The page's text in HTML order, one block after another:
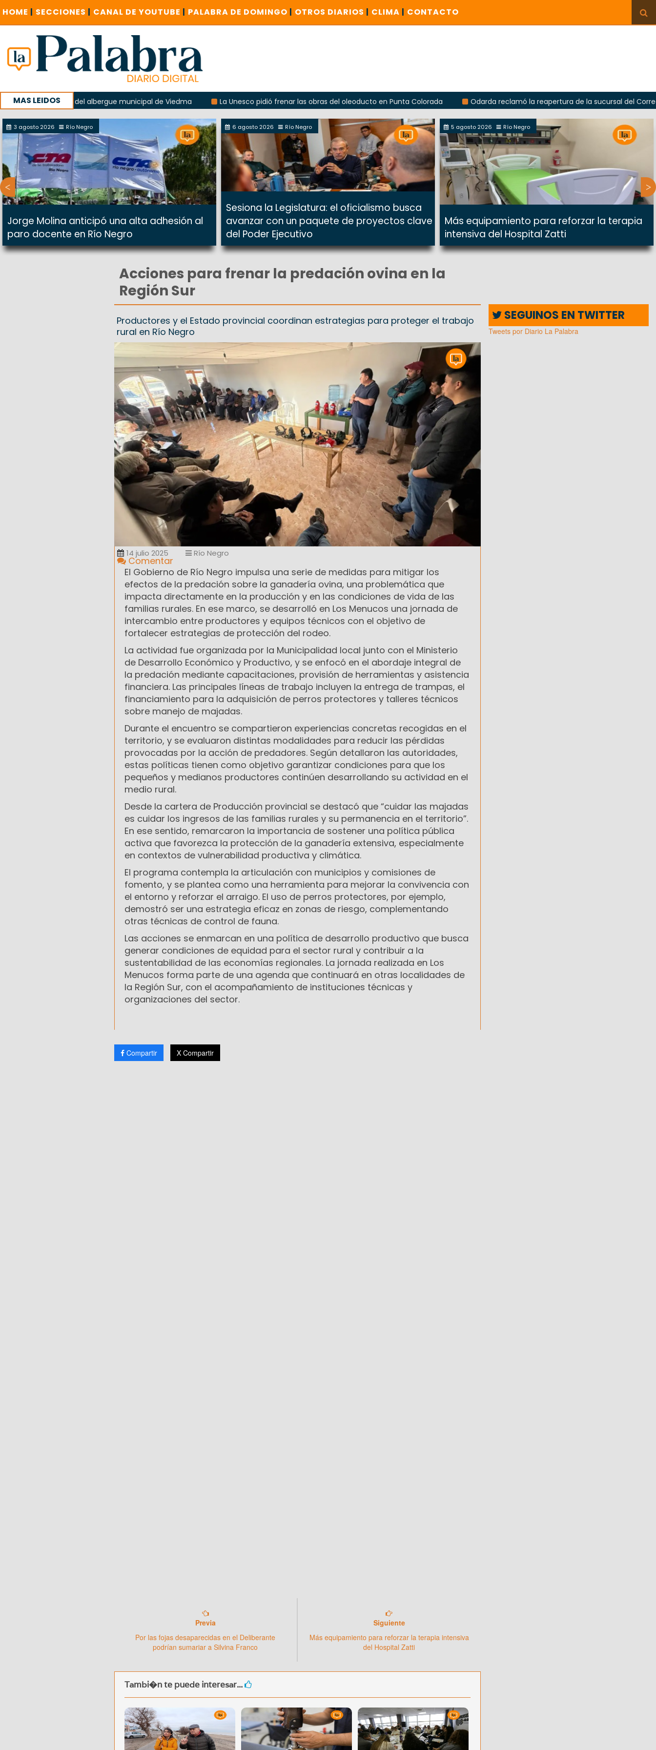
HOME | SECCIONES | CANAL DE YOUTUBE | PALABRA DE DOMINGO | OTROS DIARIOS | CLIMA | CONTACTO
MAS LEIDOS
explosión del albergue municipal de Viedma La Unesco pidió frenar las obras del oleoducto en Punta Colorada
Odarda reclamó la reapertura de la sucursal del Correo
con un encuentro provincial en Roca
3 agosto 2026 Río Negro
Jorge Molina anticipó una alta adhesión al
paro docente en Río Negro
6 agosto 2026 Río Negro
Sesiona la Legislatura: el oficialismo busca
avanzar con un paquete de proyectos clave
del Poder Ejecutivo
5 agosto 2026 Río Negro
Más equipamiento para reforzar la terapia
intensiva del Hospital Zatti
Acciones para frenar la predación ovina en la
Región Sur
Productores y el Estado provincial coordinan estrategias para proteger el trabajo
rural en Río Negro
14 julio 2025 Río Negro
Comentar
El Gobierno de Río Negro impulsa una serie de medidas para mitigar los
efectos de la predación sobre la ganadería ovina, una problemática que
impacta directamente en la producción y en las condiciones de vida de las
familias rurales. En ese marco, se desarrolló en Los Menucos una jornada de
intercambio entre productores y equipos técnicos con el objetivo de
fortalecer estrategias de protección del rodeo.
La actividad fue organizada por la Municipalidad local junto con el Ministerio
de Desarrollo Económico y Productivo, y se enfocó en el abordaje integral de
la predación mediante capacitaciones, provisión de herramientas y asistencia
financiera. Las principales líneas de trabajo incluyen la entrega de trampas, el
financiamiento para la adquisición de perros protectores y talleres técnicos
sobre manejo de majadas.
Durante el encuentro se compartieron experiencias concretas recogidas en el
territorio, y se evaluaron distintas modalidades para reducir las pérdidas
provocadas por la acción de predadores. Según detallaron las autoridades,
estas políticas tienen como objetivo garantizar condiciones para que los
pequeños y medianos productores continúen desarrollando su actividad en el
medio rural.
Desde la cartera de Producción provincial se destacó que “cuidar las majadas
es cuidar los ingresos de las familias rurales y su permanencia en el territorio”.
En ese sentido, remarcaron la importancia de sostener una política pública
activa que favorezca la protección de la ganadería extensiva, especialmente
en contextos de vulnerabilidad productiva y climática.
El programa contempla la articulación con municipios y comisiones de
fomento, y se plantea como una herramienta para mejorar la convivencia con
el entorno y reforzar el arraigo. El uso de perros protectores, por ejemplo,
demostró ser una estrategia eficaz en zonas de riesgo, complementando
otras técnicas de control de fauna.
Las acciones se enmarcan en una política de desarrollo productivo que busca
generar condiciones de equidad para el sector rural y contribuir a la
sustentabilidad de las economías regionales. La jornada realizada en Los
Menucos forma parte de una agenda que continuará en otras localidades de
la Región Sur, con el acompañamiento de instituciones técnicas y
organizaciones del sector.
Compartir X Compartir
Previa
Por las fojas desaparecidas en el Deliberante
podrían sumariar a Silvina Franco
Siguiente
Más equipamiento para reforzar la terapia intensiva
del Hospital Zatti
Tambi�n te puede interesar...
SEGUINOS EN TWITTER
Tweets por Diario La Palabra